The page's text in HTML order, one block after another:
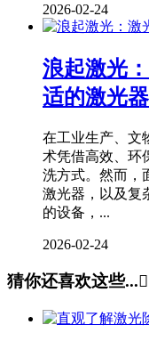
2026-02-24
浪起激光
适的激光
在工业生产、文
术凭借高效、环
洗方式。然而，
激光器，以及复
的设备，...
2026-02-24
猜你还喜欢这些...